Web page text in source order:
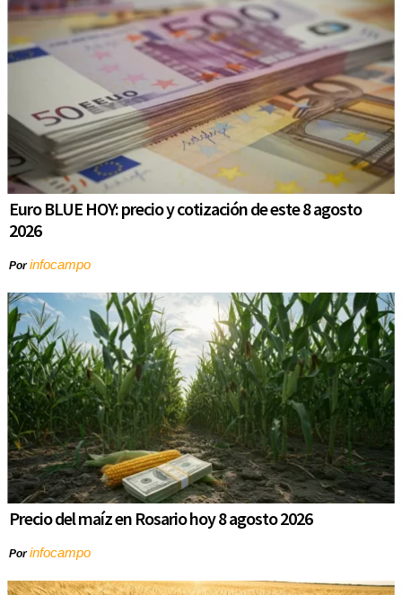
Euro BLUE HOY: precio y cotización de este 8 agosto
2026
Porinfocampo
Precio del maíz en Rosario hoy 8 agosto 2026
Porinfocampo